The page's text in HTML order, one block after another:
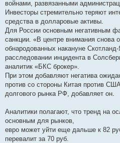
войнами, развязанными
Инвесторы стремительно теряют
средства в долларовые активы.
Для России основным негативным
санкции. «В центре внимания снова
обнародованных накануне
расследовании инцидента в
аналитик «БКС брокер».
При этом добавляют негатива
против со стороны Китая против
долгового рынка РФ, добавляет он.
Аналитики полагают, что тренд на
основным для рынков,
евро может уйти еще дальше к 82
перевалит за 70 руб.